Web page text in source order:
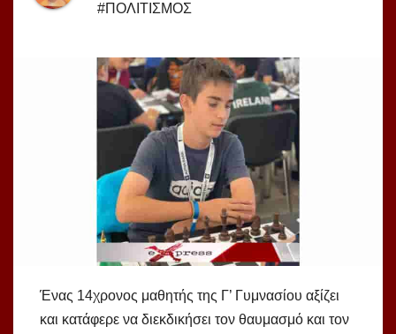
#ΠΟΛΙΤΙΣΜΟΣ
Ένας 14χρονος μαθητής της Γ’ Γυμνασίου αξίζει
και κατάφερε να διεκδικήσει τον θαυμασμό και τον